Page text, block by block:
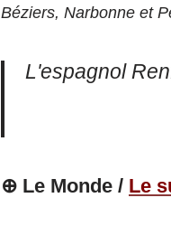
Béziers, Narbonne et
L'espagnol
⊕ Le Monde / Le